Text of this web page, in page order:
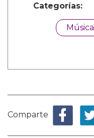
Categorías:
Música
Comparte